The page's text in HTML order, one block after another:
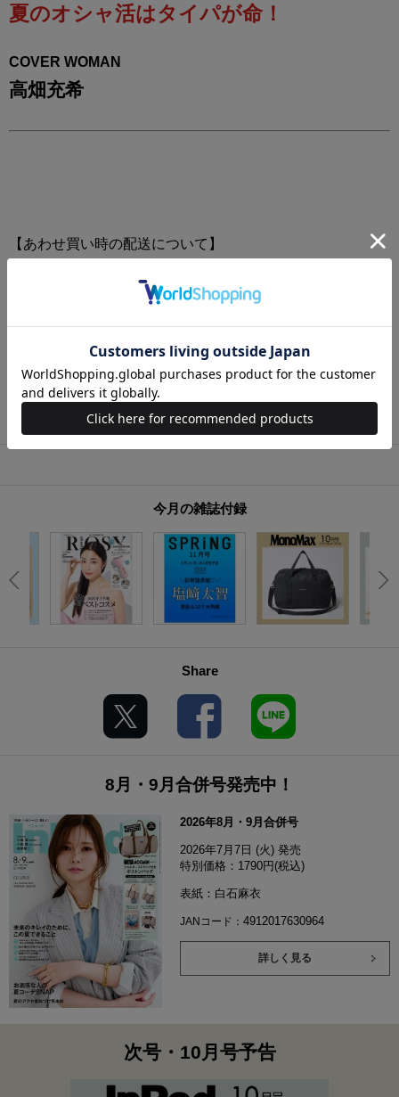
夏のオシャ活はタイパが命！
COVER WOMAN
高畑充希
【あわせ買い時の配送について】
い商品に合わせて一括配送となります。
別々の配送をご希望の場合は、お手数をおかけしますが、
それぞれ個別にお買い求めください。
今月の雑誌付録
Share
8月・9月合併号発売中！
2026年8月・9月合併号
2026年7月7日 (火) 発売
特別価格：1790円(税込)
表紙：白石麻衣
JANコード： 4912017630964
詳しく見る
次号・10月号予告